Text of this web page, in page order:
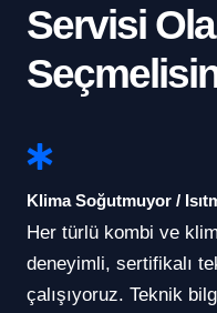
Servisi
Klima Soğutmuyor /
Her türlü kombi ve
deneyimli, sertifikalı
çalışıyoruz. Teknik